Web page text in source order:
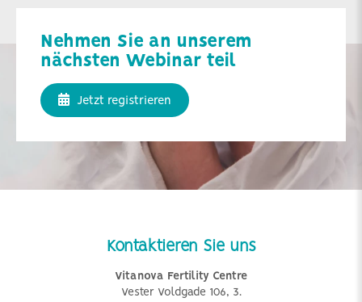
Nehmen Sie an unserem
nächsten Webinar teil
Jetzt registrieren
Kontaktieren Sie uns
Vitanova Fertility Centre
Vester Voldgade 106, 3.